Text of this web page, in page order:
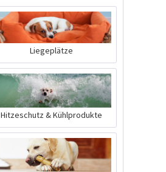
Ruffwear Flat Out
Leine Rocky
Mountains
Inhalt1 Stück
43,99 € *
Ausverkauft
Liegeplätze
Hitzeschutz & Kühlprodukte